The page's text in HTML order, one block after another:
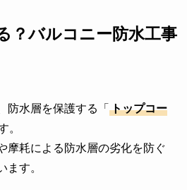
？バルコニー防水工事
防水層を保護する「 トップコー
。
摩耗による防水層の劣化を防ぐ
ます。